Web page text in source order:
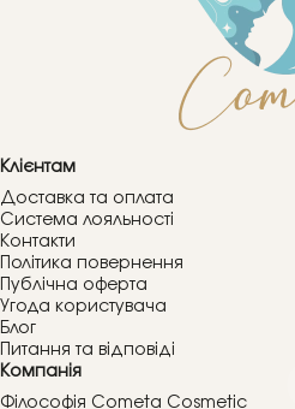
Клієнтам
Доставка та оплата
Система лояльності
Контакти
Політика повернення
Публічна оферта
Угода користувача
Блог
Питання та відповіді
Компанія
Філософія Cometa Cosmetic